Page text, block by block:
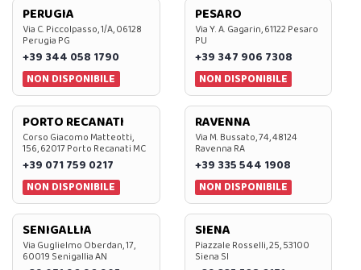
PERUGIA
Via C. Piccolpasso, 1/A, 06128
Perugia PG
+39 344 058 1790
NON DISPONIBILE
PESARO
Via Y. A. Gagarin, 61122 Pesaro
PU
+39 347 906 7308
NON DISPONIBILE
PORTO RECANATI
Corso Giacomo Matteotti,
156, 62017 Porto Recanati MC
+39 071 759 0217
NON DISPONIBILE
RAVENNA
Via M. Bussato, 74, 48124
Ravenna RA
+39 335 544 1908
NON DISPONIBILE
SENIGALLIA
Via Guglielmo Oberdan, 17,
60019 Senigallia AN
SIENA
Piazzale Rosselli, 25, 53100
Siena SI